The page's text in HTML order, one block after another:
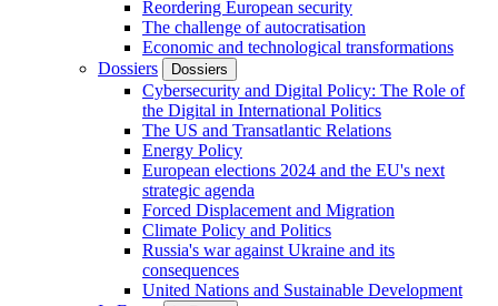
Reordering European security
The challenge of autocratisation
Economic and technological transformations
Dossiers
Dossiers
Cybersecurity and Digital Policy: The Role of
the Digital in International Politics
The US and Transatlantic Relations
Energy Policy
European elections 2024 and the EU's next
strategic agenda
Forced Displacement and Migration
Climate Policy and Politics
Russia's war against Ukraine and its
consequences
United Nations and Sustainable Development